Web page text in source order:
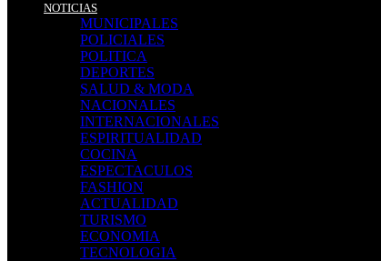
NOTICIAS
MUNICIPALES
POLICIALES
POLITICA
DEPORTES
SALUD & MODA
NACIONALES
INTERNACIONALES
ESPIRITUALIDAD
COCINA
ESPECTACULOS
FASHION
ACTUALIDAD
TURISMO
ECONOMIA
TECNOLOGIA